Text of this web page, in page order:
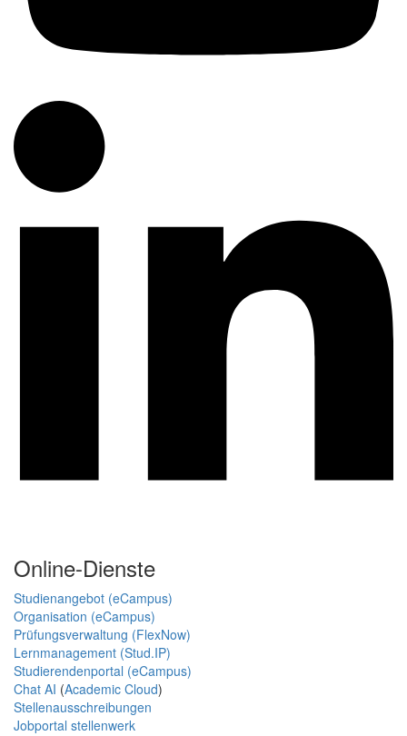
Online-Dienste
Studienangebot (eCampus)
Organisation (eCampus)
Prüfungsverwaltung (FlexNow)
Lernmanagement (Stud.IP)
Studierendenportal (eCampus)
Chat AI (Academic Cloud)
Stellenausschreibungen
Jobportal stellenwerk